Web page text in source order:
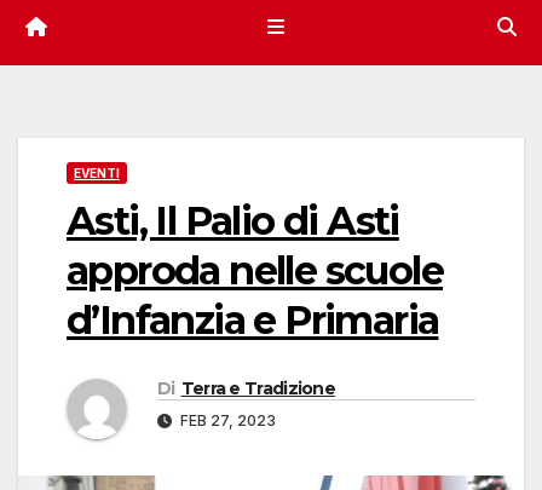
EVENTI
Asti, Il Palio di Asti
approda nelle scuole
d’Infanzia e Primaria
Di Terra e Tradizione
FEB 27, 2023